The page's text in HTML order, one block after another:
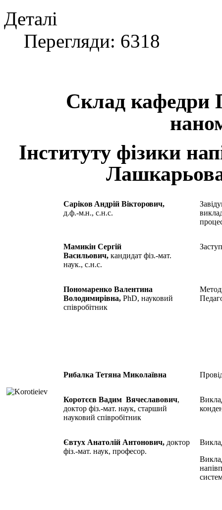
Деталі
Перегляди: 6318
Склад кафедри
Інституту фізики
Саріков Андрій Вікторович,
д.ф.-м.н., с.н.с.
Мамикін Сергій
Васильович, кандидат фіз.-мат.
наук., с.н.с.
Пономаренко Валентина
Володимирівна, PhD, науковий
співробітник
Рибалка Тетяна Миколаївна
Коротєєв Вадим Вячеславович,
доктор фіз.-мат. наук, старший
науковий співробітник
Євтух Анатолій Антонович,доктор
фіз.-мат. наук, професор.